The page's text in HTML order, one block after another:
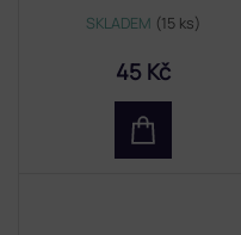
SKLADEM (15 ks)
45 Kč